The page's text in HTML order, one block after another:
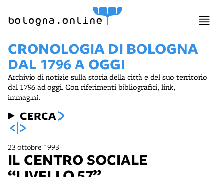
bologna.online
CRONOLOGIA DI BOLOGNA
DAL 1796 A OGGI
Archivio di notizie sulla storia della città e del suo territorio
dal 1796 ad oggi. Con riferimenti bibliografici, link,
immagini.
CERCA
23 ottobre 1993
IL CENTRO SOCIALE